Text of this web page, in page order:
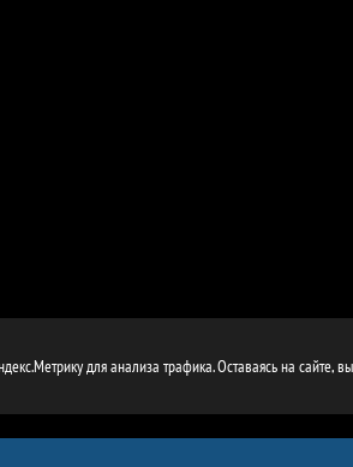
для анализа трафика. Оставаясь на сайте,